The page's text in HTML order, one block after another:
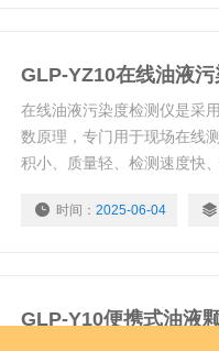
GLP-YZ10在线油液
在线油液污染度检测仪是采
数原理，专门用于现场在线
积小、质量轻、检测速度快
时间： 2025-06-04
GLP-Y10便携式油液